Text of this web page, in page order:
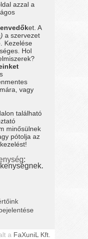
azzal a
et. A
a szervezet
Kezelése
Hol
vagy
található
minősülnek
pótolja az
:
a FaXuniL Kft.